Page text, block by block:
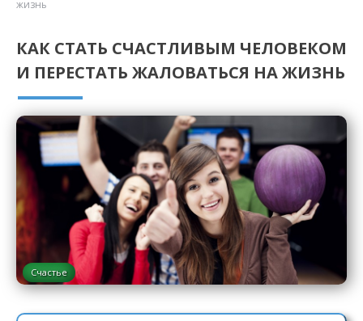
жизнь
КАК СТАТЬ СЧАСТЛИВЫМ ЧЕЛОВЕКОМ
И ПЕРЕСТАТЬ ЖАЛОВАТЬСЯ НА ЖИЗНЬ
Счастье